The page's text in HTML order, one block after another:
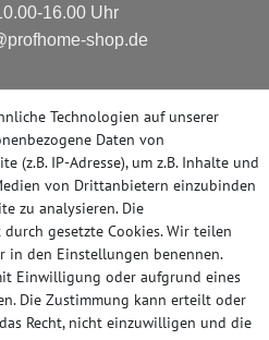
16.00 Uhr
shop.de
MEDIA
Technologien auf unserer
Daten von
(z.B. IP-Adresse), um z.B. Inhalte und
von Drittanbietern einzubinden
zu analysieren. Die
gesetzte Cookies. Wir teilen
in den Einstellungen benennen.
Einwilligung oder aufgrund eines
Die Zustimmung kann erteilt oder
Recht, nicht einzuwilligen und die